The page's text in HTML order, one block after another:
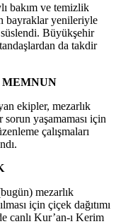
bakım ve temizlik
bayraklar yenileriyle
Büyükşehir
da takdir
ekipler, mezarlık
yaşamaması için
çalışmaları
mezarlık
için çiçek dağıtımı
canlı Kur’an-ı Kerim